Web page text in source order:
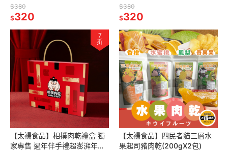
270g/盒
$380
$320
270g/盒
$380
$320
7
折
【太禓食品】相撲肉乾禮盒 獨
家專售 過年伴手禮超澎湃年節
【太禓食品】四民者貓三層水
果起司豬肉乾(200gX2包)